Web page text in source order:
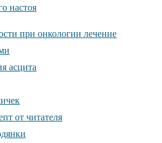
настоя
при онкологии лечение
асцита
от читателя